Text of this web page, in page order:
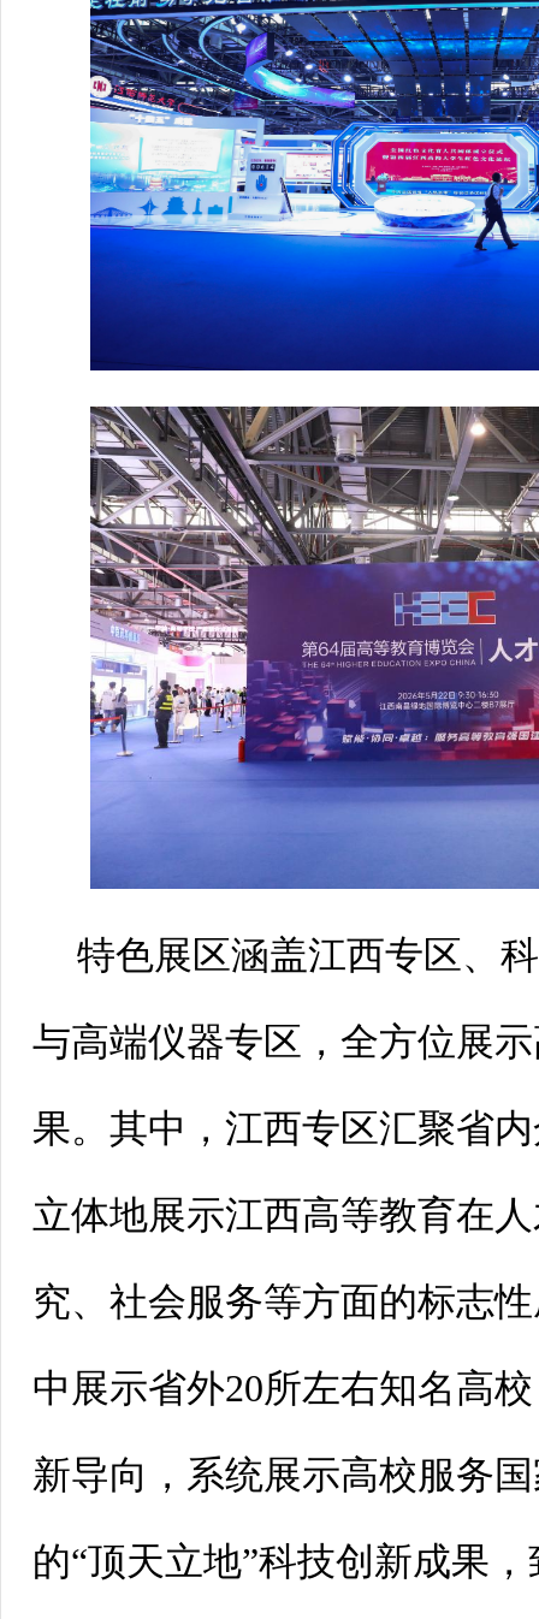
特色展区涵盖江西专区、
与高端仪器专区，全方位展
果。其中，江西专区汇聚省
立体地展示江西高等教育在
究、社会服务等方面的标志
中展示省外20所左右知名高
新导向，系统展示高校服务
的“顶天立地”科技创新成果